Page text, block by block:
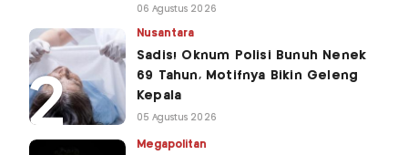
06 Agustus 2026
Nusantara
Sadis! Oknum Polisi Bunuh Nenek
69 Tahun, Motifnya Bikin Geleng
Kepala
05 Agustus 2026
Megapolitan